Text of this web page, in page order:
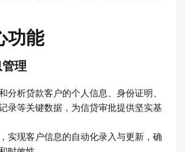
功能
理
分析贷款客户的个人信息、身份证明、
录等关键数据，为信贷审批提供坚实基
实现客户信息的自动化录入与更新，确